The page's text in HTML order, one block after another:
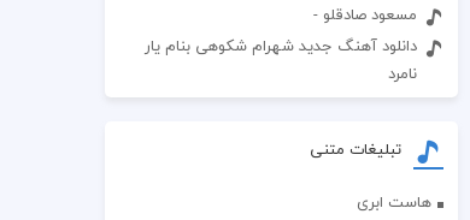
مسعود صادقلو -
دانلود آهنگ جدید شهرام شکوهی بنام یار
نامرد
تبلیغات متنی
هاست ابری